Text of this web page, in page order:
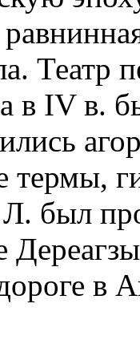
Театр
в IV в.
термы,
был
в